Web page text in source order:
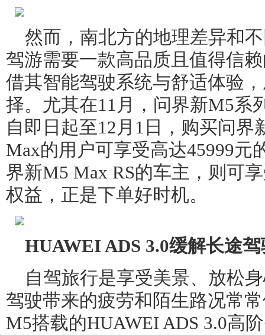
然而，南北方的地理差异和
驾游需要一款高品质且值得信
借其智能驾驶系统与舒适体验
择。尤其在11月，问界新M5系
自即日起至12月1日，购买问界
Max的用户可享受高达45999元
界新M5 Max RS的车主，则可
权益，正是下单好时机。
HUAWEI ADS 3.0缓解长途
自驾旅行是享受美景、放松
驾驶带来的疲劳和陌生路况常
M5搭载的HUAWEI ADS 3.0高